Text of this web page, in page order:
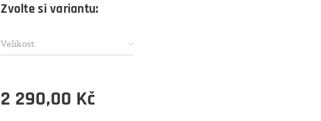
Zvolte si variantu:
Velikost
2 290,00 Kč